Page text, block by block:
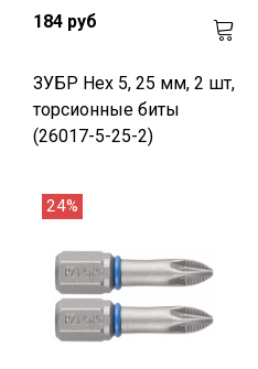
184 руб
ЗУБР Hex 5, 25 мм, 2 шт,
торсионные биты
(26017-5-25-2)
24%